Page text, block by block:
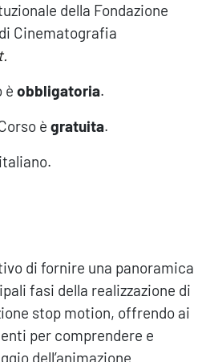
della Fondazione
Cinematografia
è obbligatoria.
è gratuita.
di fornire una panoramica
fasi della realizzazione di
stop motion, offrendo ai
per comprendere e
dell’animazione